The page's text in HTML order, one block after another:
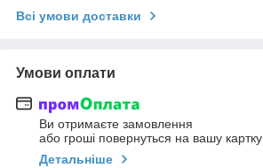
Всі умови доставки
Умови оплати
Ви отримаєте замовлення
або гроші повернуться на вашу картку
Детальніше